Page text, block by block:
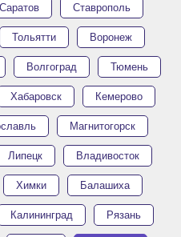
Саратов Ставрополь
Тольятти Воронеж
Волгоград Тюмень
Хабаровск Кемерово
Магнитогорск
Липецк Владивосток
Химки Балашиха
Калининград Рязань